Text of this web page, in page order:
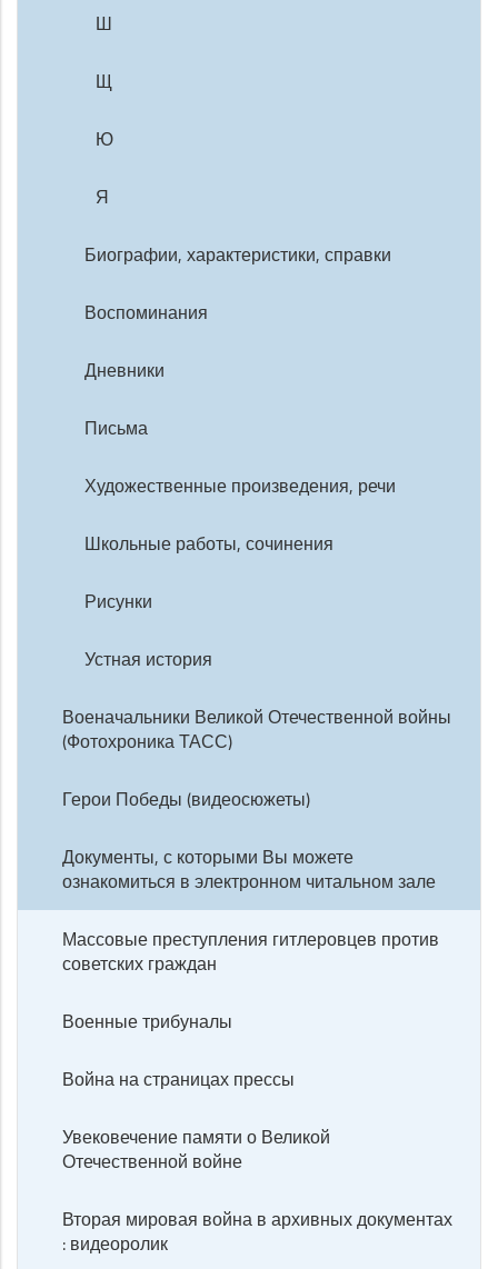
Ш
Щ
Ю
Я
Биографии, характеристики, справки
Воспоминания
Дневники
Письма
Художественные произведения, речи
Школьные работы, сочинения
Рисунки
Устная история
Военачальники Великой Отечественной войны
(Фотохроника ТАСС)
Герои Победы (видеосюжеты)
Документы, с которыми Вы можете
ознакомиться в электронном читальном зале
Массовые преступления гитлеровцев против
советских граждан
Военные трибуналы
Война на страницах прессы
Увековечение памяти о Великой
Отечественной войне
Вторая мировая война в архивных документах
: видеоролик